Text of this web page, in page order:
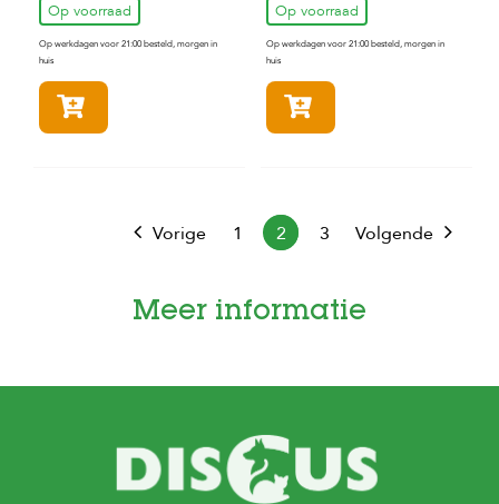
Op voorraad
Op werkdagen voor 21:00 besteld, morgen in
huis
Op voorraad
Op werkdagen voor 21:00 besteld, morgen in
huis
Vorige 1 2 3 Volgende
Meer informatie